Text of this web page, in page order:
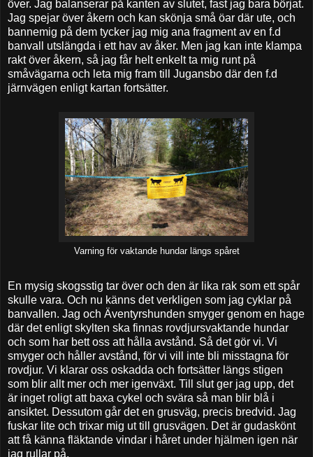
över. Jag balanserar på kanten av slutet, fast jag bara börjat.
Jag spejar över åkern och kan skönja små öar där ute, och
bannemig på dem tycker jag mig ana fragment av en f.d
banvall utslängda i ett hav av åker. Men jag kan inte klampa
rakt över åkern, så jag får helt enkelt ta mig runt på
småvägarna och leta mig fram till Jugansbo där den f.d
järnvägen enligt kartan fortsätter.
Varning för vaktande hundar längs spåret
En mysig skogsstig tar över och den är lika rak som ett spår
skulle vara. Och nu känns det verkligen som jag cyklar på
banvallen. Jag och Äventyrshunden smyger genom en hage
där det enligt skylten ska finnas rovdjursvaktande hundar
och som har bett oss att hålla avstånd. Så det gör vi. Vi
smyger och håller avstånd, för vi vill inte bli misstagna för
rovdjur. Vi klarar oss oskadda och fortsätter längs stigen
som blir allt mer och mer igenväxt. Till slut ger jag upp, det
är inget roligt att baxa cykel och svära så man blir blå i
ansiktet. Dessutom går det en grusväg, precis bredvid. Jag
fuskar lite och trixar mig ut till grusvägen. Det är gudaskönt
att få känna fläktande vindar i håret under hjälmen igen när
jag rullar på.